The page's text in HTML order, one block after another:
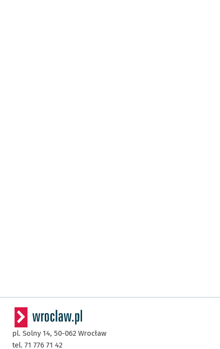
pl. Solny 14, 50-062 Wrocław
tel. 71 776 71 42